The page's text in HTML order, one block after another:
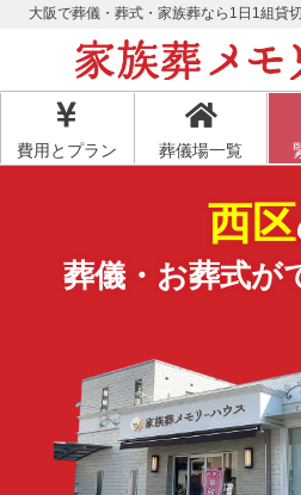
大阪で葬儀・葬式・家族葬なら1日1組貸
費用とプラン 葬儀場一覧
西区
葬儀・お葬式が